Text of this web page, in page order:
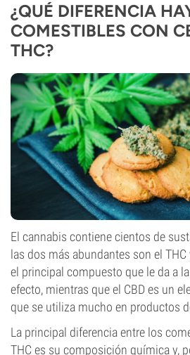
¿QUÉ DIFERENCIA
COMESTIBLES CON
THC?
El cannabis contiene cientos de
las dos más abundantes son el THC
el principal compuesto que le da a
efecto, mientras que el CBD es un
que se utiliza mucho en productos
La principal diferencia entre los
THC es su composición química y,